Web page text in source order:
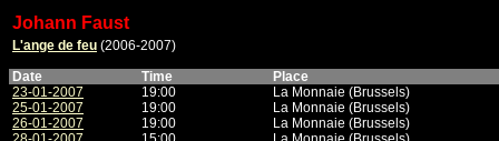
Johann Faust
L'ange de feu (2006-2007)
Date
Time
Place
23-01-2007
19:00
La Monnaie (Brussels)
25-01-2007
19:00
La Monnaie (Brussels)
26-01-2007
19:00
La Monnaie (Brussels)